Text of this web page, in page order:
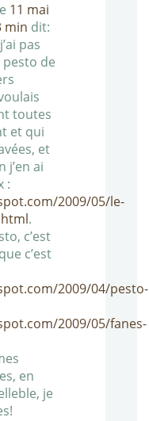
11 mai
min dit:
pas
de
toutes
et qui
et
j’en ai
:
2009/05/le-
.
c’est
c’est
2009/04/pesto-
2009/05/fanes-
en
je